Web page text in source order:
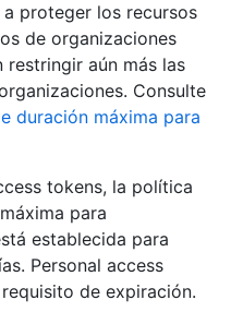
proteger los recursos
de organizaciones
restringir aún más las
Consulte
duración máxima para
tokens, la política
para
establecida para
Personal access
de expiración.